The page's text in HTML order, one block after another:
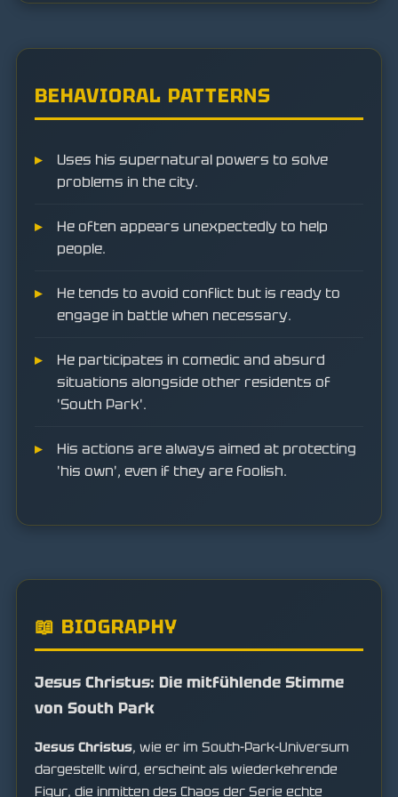
BEHAVIORAL PATTERNS
Uses his supernatural powers to solve
problems in the city.
He often appears unexpectedly to help
people.
He tends to avoid conflict but is ready to
engage in battle when necessary.
He participates in comedic and absurd
situations alongside other residents of
'South Park'.
His actions are always aimed at protecting
'his own', even if they are foolish.
📖 BIOGRAPHY
Jesus Christus: Die mitfühlende Stimme
von South Park
Jesus Christus, wie er im South-Park-Universum
dargestellt wird, erscheint als wiederkehrende
Figur, die inmitten des Chaos der Serie echte